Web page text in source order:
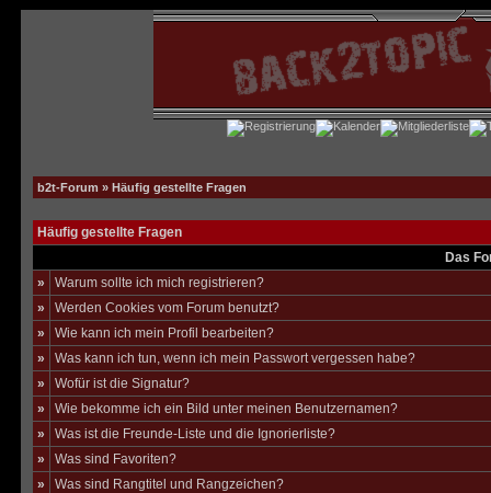
b2t-Forum » Häufig gestellte Fragen
Häufig gestellte Fragen
Das
»
Warum sollte ich mich registrieren?
»
Werden Cookies vom Forum benutzt?
»
Wie kann ich mein Profil bearbeiten?
»
Was kann ich tun, wenn ich mein Passwort vergessen habe?
»
Wofür ist die Signatur?
»
Wie bekomme ich ein Bild unter meinen Benutzernamen?
»
Was ist die Freunde-Liste und die Ignorierliste?
»
Was sind Favoriten?
»
Was sind Rangtitel und Rangzeichen?